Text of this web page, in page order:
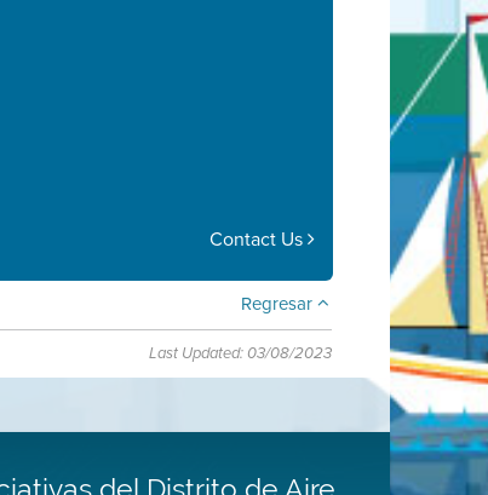
Contact Us
Regresar
Last Updated: 03/08/2023